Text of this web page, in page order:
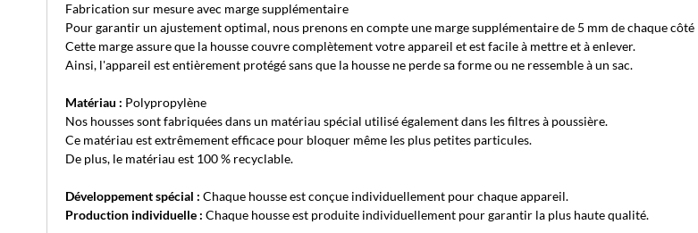
Fabrication sur mesure avec marge supplémentaire
Pour garantir un ajustement optimal, nous prenons en compte une marge supplémentaire de 5 mm de chaque
Cette marge assure que la housse couvre complètement votre appareil et est facile à mettre et à enlever.
Ainsi, l'appareil est entièrement protégé sans que la housse ne perde sa forme ou ne ressemble à un sac.
Matériau : Polypropylène
Nos housses sont fabriquées dans un matériau spécial utilisé également dans les filtres à poussière.
Ce matériau est extrêmement efficace pour bloquer même les plus petites particules.
De plus, le matériau est 100 % recyclable.
Développement spécial : Chaque housse est conçue individuellement pour chaque appareil.
Production individuelle : Chaque housse est produite individuellement pour garantir la plus haute qualité.